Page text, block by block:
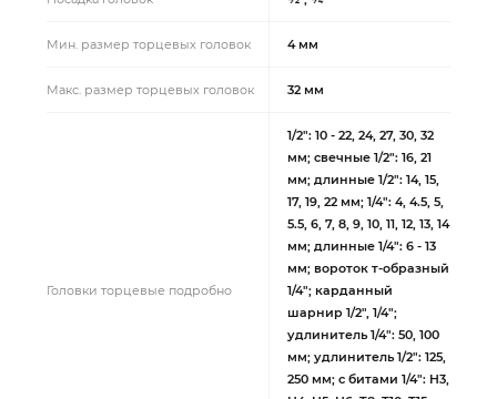
Мин. размер торцевых головок 4 мм
Макс. размер торцевых головок 32 мм
Головки торцевые подробно
1/2": 10 - 22, 24, 27, 30, 32
мм; свечные 1/2": 16, 21
мм; длинные 1/2": 14, 15,
17, 19, 22 мм; 1/4": 4, 4.5, 5,
5.5, 6, 7, 8, 9, 10, 11, 12, 13, 14
мм; длинные 1/4": 6 - 13
мм; вороток т-образный
1/4"; карданный
шарнир 1/2", 1/4";
удлинитель 1/4": 50, 100
мм; удлинитель 1/2": 125,
250 мм; с битами 1/4": H3,